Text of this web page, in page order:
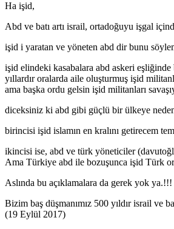
Ha işid,
Abd ve batı artı israil, ortadoğuyu işgal
işid i yaratan ve yöneten abd dir bunu
işid elindeki kasabalara abd askeri
yıllardır oralarda aile oluşturmuş işid
ama başka ordu gelsin işid militanları
diceksiniz ki abd gibi güçlü bir ülkeye
birincisi işid islamın en kralını getirecem
ikincisi ise, abd ve türk yöneticiler
Ama Türkiye abd ile bozuşunca işid Türk
Aslında bu açıklamalara da gerek yok
Bizim baş düşmanımız 500 yıldır israil
(19 Eylül 2017)